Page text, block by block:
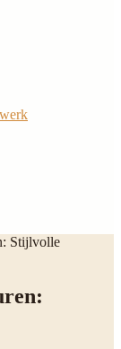
Stijlvolle